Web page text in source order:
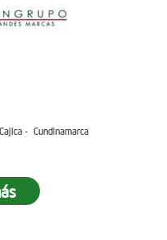
- Cundinamarca